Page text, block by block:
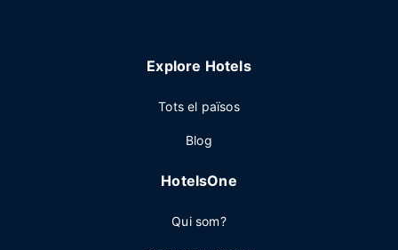
Explore Hotels
Tots el països
Blog
HotelsOne
Qui som?